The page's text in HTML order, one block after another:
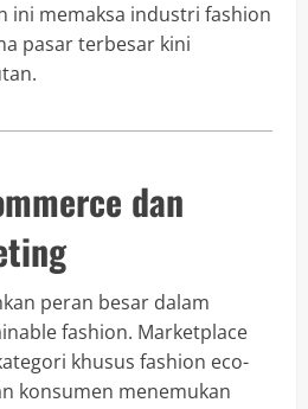
ini memaksa industri fashion
pasar terbesar kini
dan
peran besar dalam
fashion. Marketplace
khusus fashion eco-
konsumen menemukan